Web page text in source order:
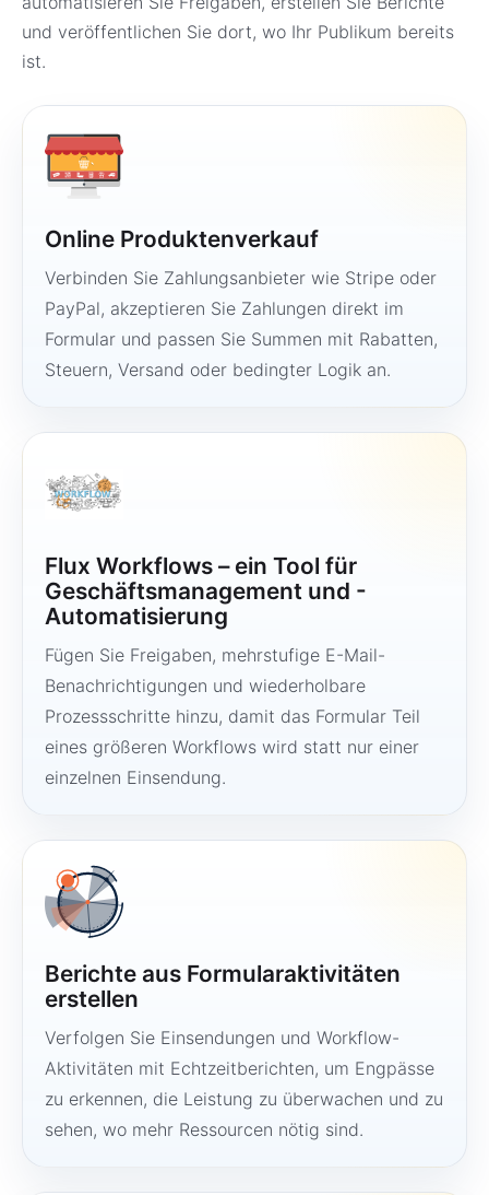
und veröffentlichen Sie dort, wo Ihr Publikum bereits
ist.
Online Produktenverkauf
Verbinden Sie Zahlungsanbieter wie Stripe oder
PayPal, akzeptieren Sie Zahlungen direkt im
Formular und passen Sie Summen mit Rabatten,
Steuern, Versand oder bedingter Logik an.
Flux Workflows – ein Tool für
Geschäftsmanagement und -
Automatisierung
Fügen Sie Freigaben, mehrstufige E-Mail-
Benachrichtigungen und wiederholbare
Prozessschritte hinzu, damit das Formular Teil
eines größeren Workflows wird statt nur einer
einzelnen Einsendung.
Berichte aus Formularaktivitäten
erstellen
Verfolgen Sie Einsendungen und Workflow-
Aktivitäten mit Echtzeitberichten, um Engpässe
zu erkennen, die Leistung zu überwachen und zu
sehen, wo mehr Ressourcen nötig sind.